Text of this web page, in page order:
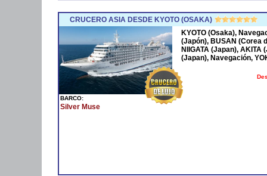
CRUCERO ASIA DESDE KYOTO (OSAKA)
BARCO:
Silver Muse
KYOTO (Osaka),
(Japón), BUSAN (Corea
NIIGATA (Japan), AKITA
(Japan), Navegación,